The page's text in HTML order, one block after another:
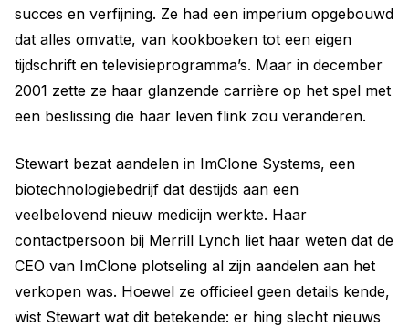
succes en verfijning. Ze had een imperium opgebouwd
dat alles omvatte, van kookboeken tot een eigen
tijdschrift en televisieprogramma’s. Maar in december
2001 zette ze haar glanzende carrière op het spel met
een beslissing die haar leven flink zou veranderen.
Stewart bezat aandelen in ImClone Systems, een
biotechnologiebedrijf dat destijds aan een
veelbelovend nieuw medicijn werkte. Haar
contactpersoon bij Merrill Lynch liet haar weten dat de
CEO van ImClone plotseling al zijn aandelen aan het
verkopen was. Hoewel ze officieel geen details kende,
wist Stewart wat dit betekende: er hing slecht nieuws